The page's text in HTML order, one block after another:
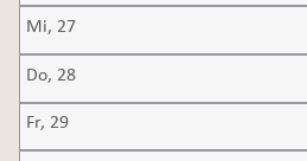
Mi, 27
Do, 28
Fr, 29